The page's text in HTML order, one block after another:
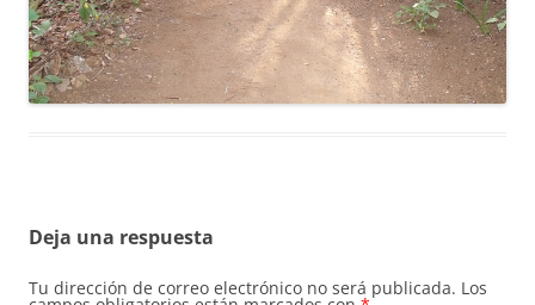
Deja una respuesta
Tu dirección de correo electrónico no será publicada. Los